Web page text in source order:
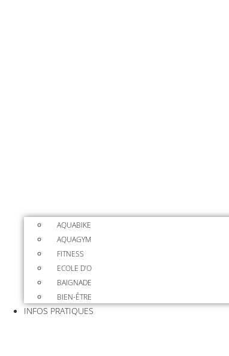
AQUABIKE
AQUAGYM
FITNESS
ECOLE D’O
BAIGNADE
BIEN-ÊTRE
INFOS PRATIQUES